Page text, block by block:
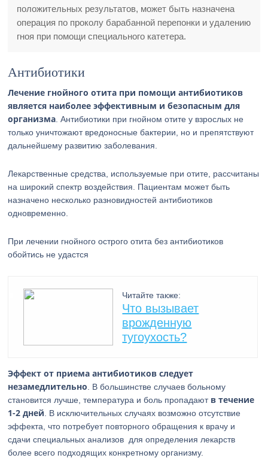
положительных результатов, может быть назначена
операция по проколу барабанной перепонки и удалению
гноя при помощи специального катетера.
Антибиотики
Лечение гнойного отита при помощи антибиотиков
является наиболее эффективным и безопасным для
организма . Антибиотики при гнойном отите у взрослых не
только уничтожают вредоносные бактерии, но и препятствуют
дальнейшему развитию заболевания.
Лекарственные средства, используемые при отите, рассчитаны
на широкий спектр воздействия. Пациентам может быть
назначено несколько разновидностей антибиотиков
одновременно.
При лечении гнойного острого отита без антибиотиков
обойтись не удастся
Читайте также:
Что вызывает
врожденную
тугоухость?
Эффект от приема антибиотиков следует
незамедлительно . В большинстве случаев больному
становится лучше, температура и боль пропадают в течение
1-2 дней . В исключительных случаях возможно отсутствие
эффекта, что потребует повторного обращения к врачу и
сдачи специальных анализов для определения лекарств
более всего подходящих конкретному организму.